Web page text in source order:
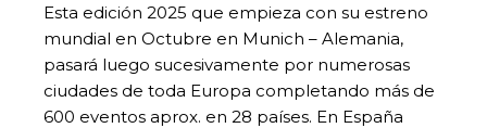
Esta edición 2025 que empieza con su estreno
mundial en Octubre en Munich – Alemania,
pasará luego sucesivamente por numerosas
ciudades de toda Europa completando más de
600 eventos aprox. en 28 países. En España